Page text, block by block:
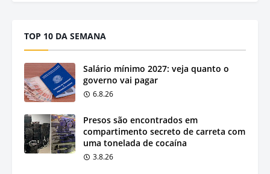
TOP 10 DA SEMANA
Salário mínimo 2027: veja quanto o
governo vai pagar
6.8.26
Presos são encontrados em
compartimento secreto de carreta com
uma tonelada de cocaína
3.8.26